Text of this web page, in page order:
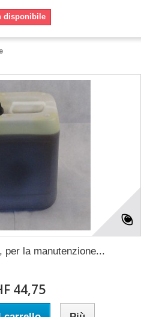
disponibile
per la manutenzione...
44,75